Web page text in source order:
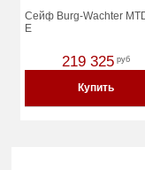
Сейф Burg-Wachter
E
219 325 руб
Купить